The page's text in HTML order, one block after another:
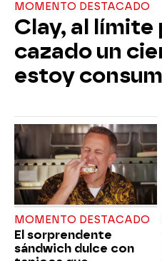
MOMENTO DESTACADO
Clay, al límite
cazado un
estoy
MOMENTO DESTACADO
El sorprendente
sándwich dulce con